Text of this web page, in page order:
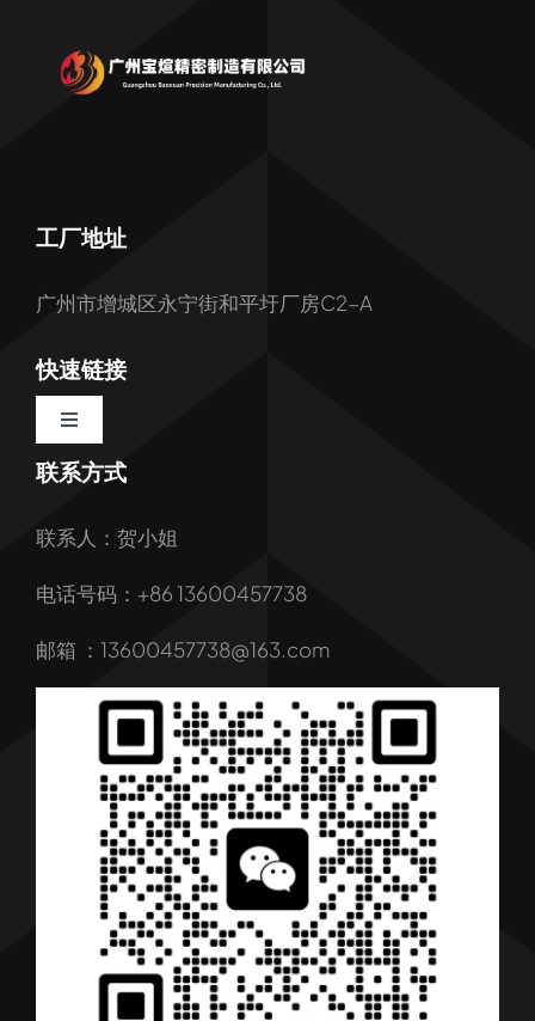
工厂地址
广州市增城区永宁街和平圩厂房C2-A
快速链接
Toggle
Navigation
首页
我们的服务
行业解决方案
行业新闻
联系我们
联系方式
联系人：贺小姐
电话号码：+86 13600457738
邮箱 ：13600457738@163.com